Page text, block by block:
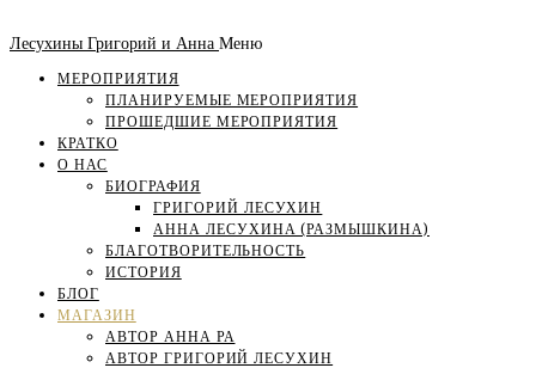
Лесухины Григорий и Анна Меню
МЕРОПРИЯТИЯ
ПЛАНИРУЕМЫЕ МЕРОПРИЯТИЯ
ПРОШЕДШИЕ МЕРОПРИЯТИЯ
КРАТКО
О НАС
БИОГРАФИЯ
ГРИГОРИЙ ЛЕСУХИН
АННА ЛЕСУХИНА (РАЗМЫШКИНА)
БЛАГОТВОРИТЕЛЬНОСТЬ
ИСТОРИЯ
БЛОГ
МАГАЗИН
АВТОР АННА РА
АВТОР ГРИГОРИЙ ЛЕСУХИН